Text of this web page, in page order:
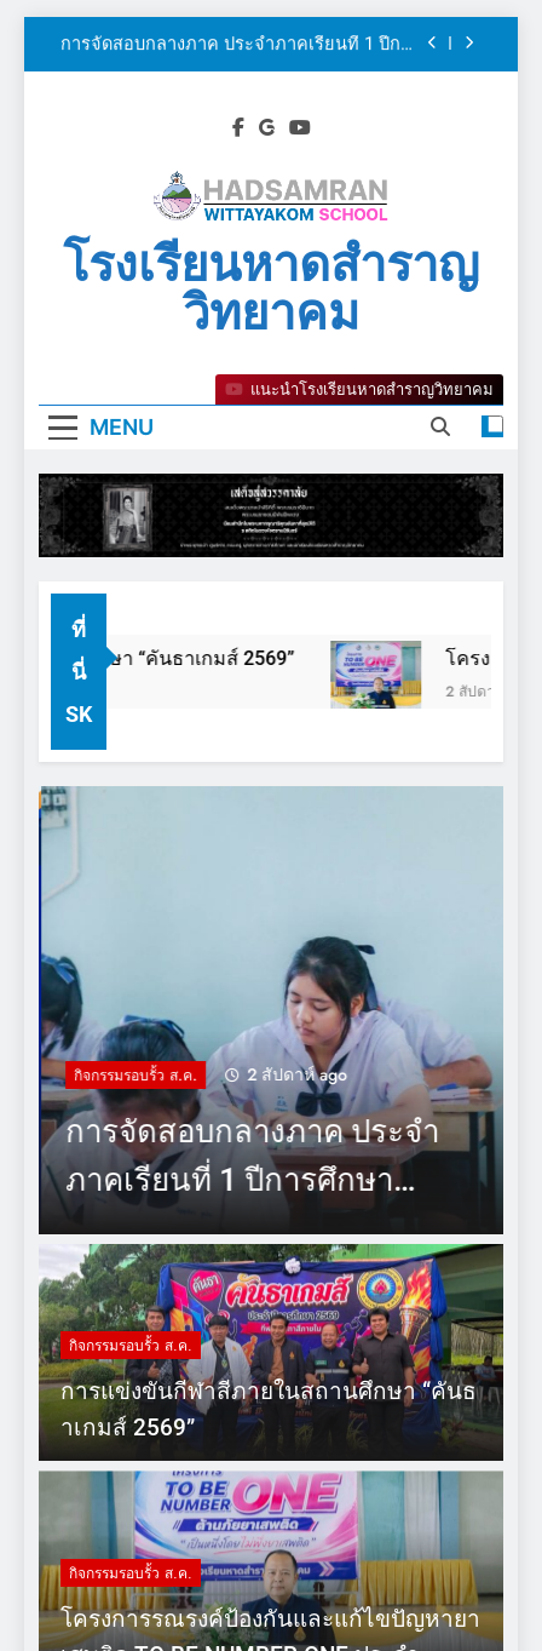
การจัดสอบกลางภาค ประจำภาคเรียนที่ 1 ปีการ
ติด TO BE NUMBER ONE ประจำปีงบประมาณ
2569
ฟันสะอาด เหงือกแข็งแรง”เพื่อถวายเป็นพระราช
กุศลเนื่องในวันคล้ายวันเสด็จสวรรคต สมเด็จ
พระศรีนครินทราบรมราชชนนี
การจัดสอบกลางภาค ประจำภาคเรียนที่ 1 ปีการ
ศึกษา 2569
โรงเรียนหาดสำราญ
วิทยาคม
MENU
แนะนำโรงเรียนหาดสำราญวิทยาคม
ที่
นี่
SK
กษา “คันธาเกมส์ 2569” โครงการรณรงค์ป้อ
2 สัปดาห์ Ago
กิจกรรมรอบรั้ว ส.ค. 2 สัปดาห์ ago
การจัดสอบกลางภาค ประจำ
ภาคเรียนที่ 1 ปีการศึกษา
กิจกรรมรอบรั้ว ส.ค.
การแข่งขันกีฬาสีภายในสถานศึกษา “คันธ
าเกมส์ 2569”
กิจกรรมรอบรั้ว ส.ค.
โครงการรณรงค์ป้องกันและแก้ไขปัญหายา